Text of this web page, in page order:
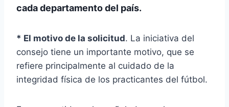
cada departamento del país.
* El motivo de la solicitud. La iniciativa del
consejo tiene un importante motivo, que se
refiere principalmente al cuidado de la
integridad física de los practicantes del fútbol.